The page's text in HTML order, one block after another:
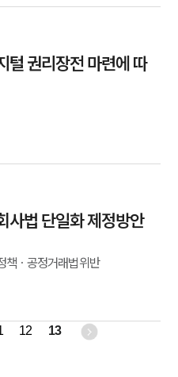
식인
기
별
소개
털 권리장전 마련에 따
사법 단일화 제정방안
책 ·공정거래법위반
12 13